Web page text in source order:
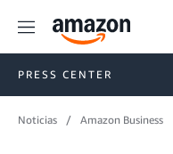
Menu
PRESS CENTER
Noticias Amazon Business